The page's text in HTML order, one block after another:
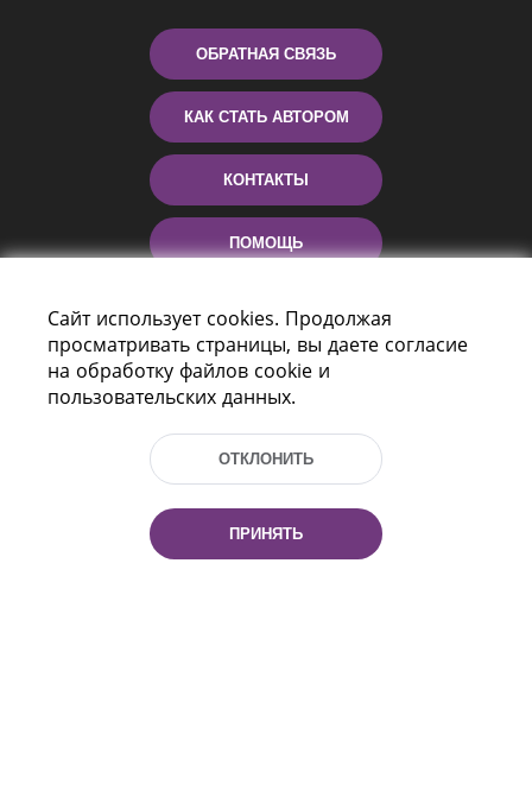
ОБРАТНАЯ СВЯЗЬ
КАК СТАТЬ АВТОРОМ
КОНТАКТЫ
ПОМОЩЬ
Пр-т Независимости 116
Тел.: (+375 17) 368 37 37, Факс: (+375 17)
Сайт использует cookies. Продолжая
просматривать страницы, вы даете согласие
на обработку файлов cookie и
пользовательских данных.
ОТКЛОНИТЬ
ПРИНЯТЬ